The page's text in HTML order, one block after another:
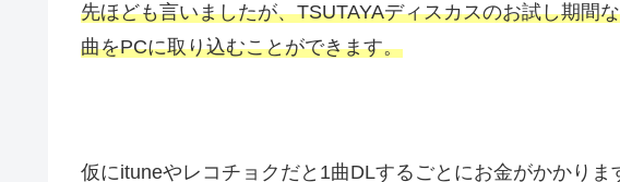
先ほども言いましたが、TSUTAYAディスカスのお試し期間
曲をPCに取り込むことができます。
仮にituneやレコチョクだと1曲DLするごとにお金がかかりま